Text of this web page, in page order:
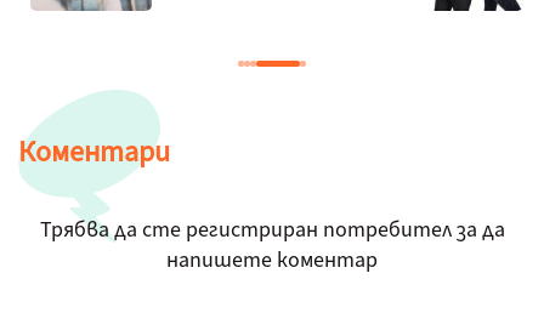
Коментари
Трябва да сте регистриран потребител за да
напишете коментар